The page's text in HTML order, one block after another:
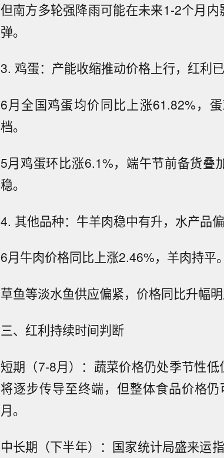
但南方多轮强降雨可能在未来1-2个月
弹。
3. 鸡蛋：产能收缩推动价格上行，红利
6月全国鸡蛋均价同比上涨61.82%，
档。
5月鸡蛋环比涨6.1%，端午节前备货叠
稳。
4. 其他品种：牛羊肉稳中有升，水产品
6月牛肉价格同比上涨2.46%，羊肉持平。
草鱼等淡水鱼供应偏紧，价格同比升幅明
三、红利持续时间判断
短期（7-8月）：蔬菜价格仍处季节性
将逐步传导至终端，但整体食品价格
月。
中长期（下半年）：国家统计局盛来运